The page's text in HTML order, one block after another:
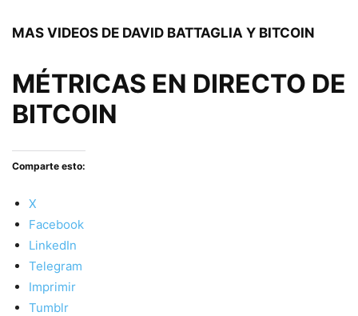
MAS VIDEOS DE DAVID BATTAGLIA Y BITCOIN
MÉTRICAS EN DIRECTO DE
BITCOIN
Comparte esto:
X
Facebook
LinkedIn
Telegram
Imprimir
Tumblr